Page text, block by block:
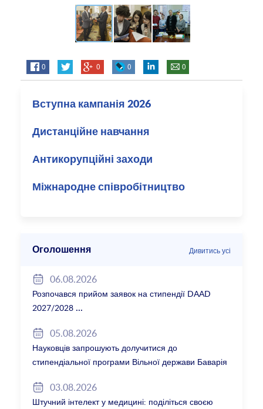
0 0 0 0
Вступна кампанія 2026
Дистанційне навчання
Антикорупційні заходи
Міжнародне співробітництво
Оголошення Дивитись усі
06.08.2026
Розпочався прийом заявок на стипендії DAAD
2027/2028
05.08.2026
Науковців запрошують долучитися до
стипендіальної програми Вільної держави Баварія
03.08.2026
Штучний інтелект у медицині: поділіться своєю